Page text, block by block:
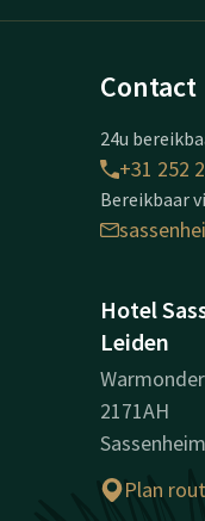
Contact
24u
+31 252
Bereikbaar
Hotel
Leiden
2171AH
Sassenheim
Plan